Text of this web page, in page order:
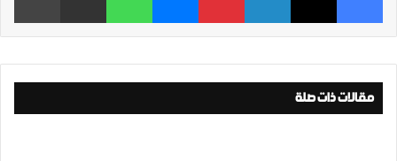
مقالات ذات صلة